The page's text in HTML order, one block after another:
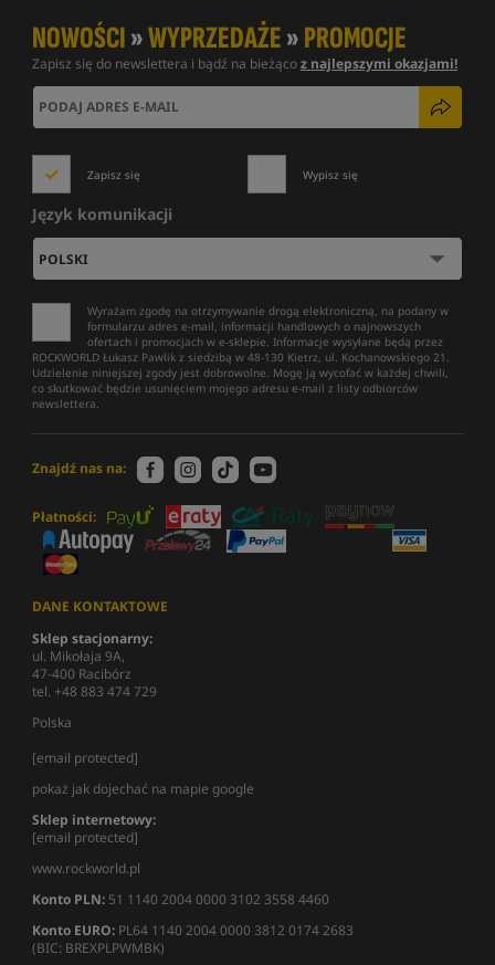
NOWOŚCI»WYPRZEDAŻE»PROMOCJE
Zapisz się do newslettera i bądź na bieżącoz najlepszymi okazjami!
Zapisz się Wypisz się
Język komunikacji
Wyrażam zgodę na otrzymywanie drogą elektroniczną, na podany w
formularzu adres e-mail, informacji handlowych o najnowszych
ofertach i promocjach w e-sklepie. Informacje wysyłane będą przez
ROCKWORLD Łukasz Pawlik z siedzibą w 48-130 Kietrz, ul. Kochanowskiego 21.
Udzielenie niniejszej zgody jest dobrowolne. Mogę ją wycofać w każdej chwili,
co skutkować będzie usunięciem mojego adresu e-mail z listy odbiorców
newslettera.
Znajdź nas na:
Płatności:
DANE KONTAKTOWE
Sklep stacjonarny:
ul. Mikołaja 9A,
47-400 Racibórz
tel. +48 883 474 729
Polska
[email protected]
pokaż jak dojechać na mapie google
Sklep internetowy:
[email protected]
www.rockworld.pl
Konto PLN: 51 1140 2004 0000 3102 3558 4460
Konto EURO: PL64 1140 2004 0000 3812 0174 2683
(BIC: BREXPLPWMBK)